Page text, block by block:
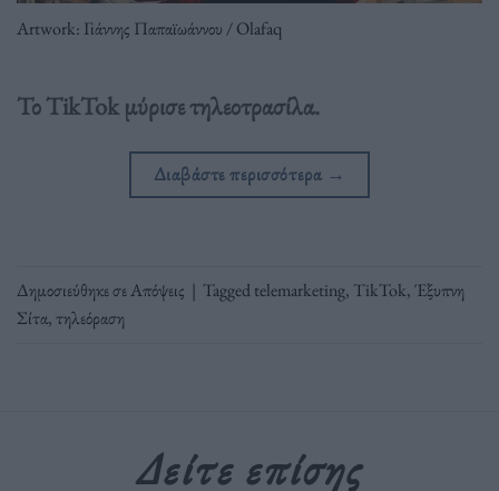
Artwork: Γιάννης Παπαϊωάννου / Olafaq
Το TikTok μύρισε τηλεοτρασίλα.
Διαβάστε περισσότερα →
Δημοσιεύθηκε σεΑπόψεις | Taggedtelemarketing, TikTok,Έξυπνη
Σίτα,τηλεόραση
Δείτε επίσης